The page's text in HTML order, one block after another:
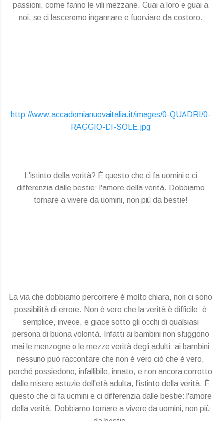
passioni, come fanno le vili mezzane. Guai a loro e guai a
noi, se ci lasceremo ingannare e fuorviare da costoro.
http://www.accademianuovaitalia.it/images/0-QUADRI/0-
RAGGIO-DI-SOLE.jpg
L'istinto della verità? È questo che ci fa uomini e ci
differenzia dalle bestie: l'amore della verità. Dobbiamo
tornare a vivere da uomini, non più da bestie!
La via che dobbiamo percorrere è molto chiara, non ci sono
possibilità di errore. Non è vero che la verità è difficile: è
semplice, invece, e giace sotto gli occhi di qualsiasi
persona di buona volontà. Infatti ai bambini non sfuggono
mai le menzogne o le mezze verità degli adulti: ai bambini
nessuno può raccontare che non è vero ciò che è vero,
perché possiedono, infallibile, innato, e non ancora corrotto
dalle misere astuzie dell'età adulta, l'istinto della verità. È
questo che ci fa uomini e ci differenzia dalle bestie: l'amore
della verità. Dobbiamo tornare a vivere da uomini, non più